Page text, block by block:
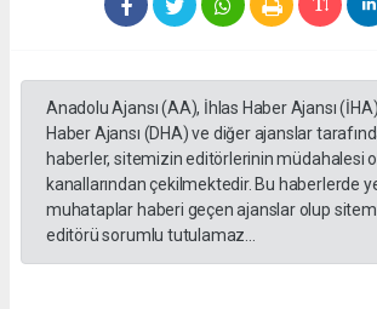
Anadolu Ajansı (AA), İhlas Haber Ajansı
Haber Ajansı (DHA) ve diğer ajanslar
haberler, sitemizin editörlerinin müdahalesi
kanallarından çekilmektedir. Bu haberlerde
muhataplar haberi geçen ajanslar olup
editörü sorumlu tutulamaz...